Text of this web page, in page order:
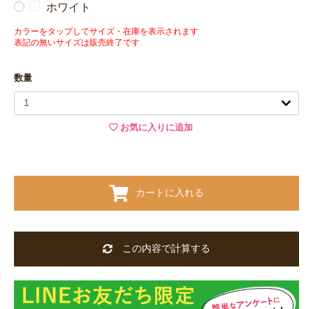
ホワイト
カラーをタップしてサイズ・在庫を表示されます
表記の無いサイズは販売終了です
数量
お気に入りに追加
カートに入れる
この内容で計算する